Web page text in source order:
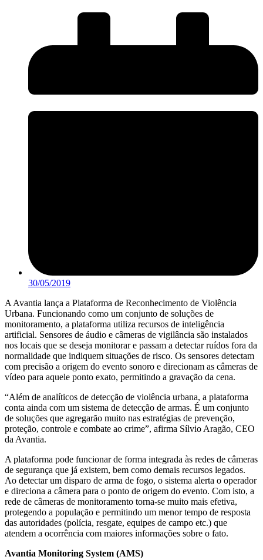
30/05/2019
A Avantia lança a Plataforma de Reconhecimento de Violência
Urbana. Funcionando como um conjunto de soluções de
monitoramento, a plataforma utiliza recursos de inteligência
artificial. Sensores de áudio e câmeras de vigilância são instalados
nos locais que se deseja monitorar e passam a detectar ruídos fora da
normalidade que indiquem situações de risco. Os sensores detectam
com precisão a origem do evento sonoro e direcionam as câmeras de
vídeo para aquele ponto exato, permitindo a gravação da cena.
“Além de analíticos de detecção de violência urbana, a plataforma
conta ainda com um sistema de detecção de armas. É um conjunto
de soluções que agregarão muito nas estratégias de prevenção,
proteção, controle e combate ao crime”, afirma Sílvio Aragão, CEO
da Avantia.
A plataforma pode funcionar de forma integrada às redes de câmeras
de segurança que já existem, bem como demais recursos legados.
Ao detectar um disparo de arma de fogo, o sistema alerta o operador
e direciona a câmera para o ponto de origem do evento. Com isto, a
rede de câmeras de monitoramento torna-se muito mais efetiva,
protegendo a população e permitindo um menor tempo de resposta
das autoridades (polícia, resgate, equipes de campo etc.) que
atendem a ocorrência com maiores informações sobre o fato.
Avantia Monitoring System (AMS)